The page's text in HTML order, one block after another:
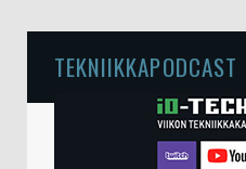
TEKNIIKKAPODCAST